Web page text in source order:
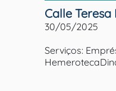
Calle
30/05/2025
Serviços: